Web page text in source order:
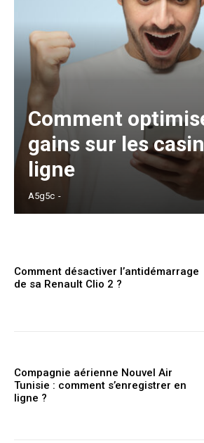
Comment
gains sur les
ligne
A5g5c -
Comment désactiver l’antidémarrage
de sa Renault Clio 2 ?
Compagnie aérienne Nouvel Air
Tunisie : comment s’enregistrer en
ligne ?